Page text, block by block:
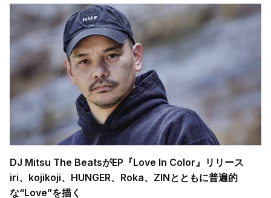
DJ Mitsu The BeatsがEP『Love In Color』リリース
iri、kojikoji、HUNGER、Roka、ZINとともに普遍的
な“Love”を描く